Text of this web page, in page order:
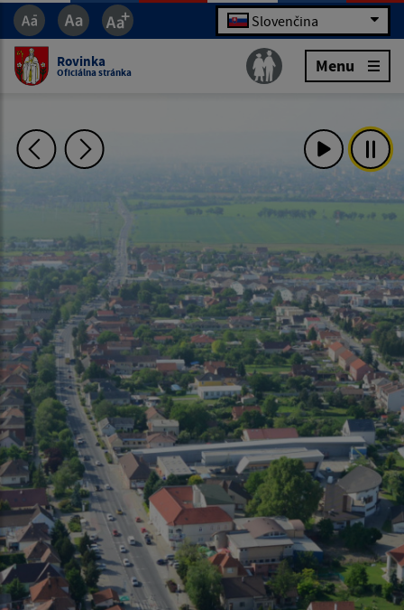
Slovenčina
Rovinka
Oficiálna stránka Menu